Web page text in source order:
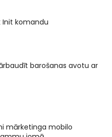
Init komandu
barošanas avotu ar
mārketinga mobilo